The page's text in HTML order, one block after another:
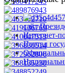
сайт
Интернет-
Портал